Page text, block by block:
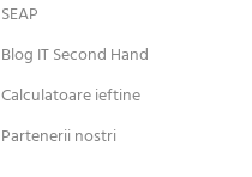
SEAP
Blog IT Second Hand
Calculatoare ieftine
Partenerii nostri